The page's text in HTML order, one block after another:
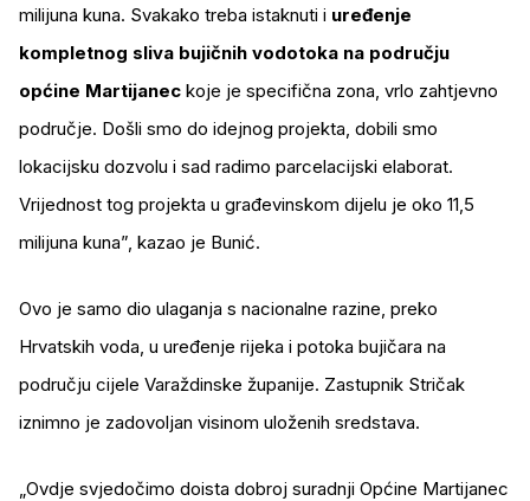
milijuna kuna. Svakako treba istaknuti i uređenje
kompletnog sliva bujičnih vodotoka na području
općine Martijanec koje je specifična zona, vrlo zahtjevno
područje. Došli smo do idejnog projekta, dobili smo
lokacijsku dozvolu i sad radimo parcelacijski elaborat.
Vrijednost tog projekta u građevinskom dijelu je oko 11,5
milijuna kuna”, kazao je Bunić.
Ovo je samo dio ulaganja s nacionalne razine, preko
Hrvatskih voda, u uređenje rijeka i potoka bujičara na
području cijele Varaždinske županije. Zastupnik Stričak
iznimno je zadovoljan visinom uloženih sredstava.
„Ovdje svjedočimo doista dobroj suradnji Općine Martijanec